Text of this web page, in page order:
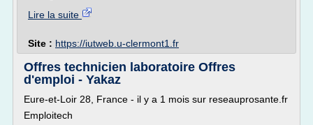
Lire la suite
Site : https://iutweb.u-clermont1.fr
Offres technicien laboratoire Offres
d'emploi - Yakaz
Eure-et-Loir 28, France - il y a 1 mois sur reseauprosante.fr
Emploitech